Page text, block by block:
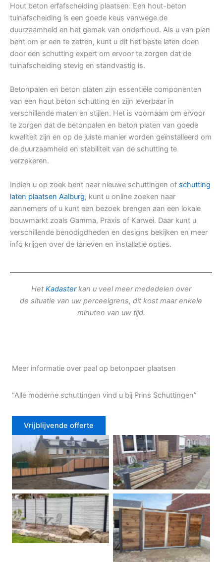
Hout beton erfafscheiding plaatsen: Een hout-beton
tuinafscheiding is een goede keus vanwege de
duurzaamheid en het gemak van onderhoud. Als u van plan
bent om er een te zetten, kunt u dit het beste laten doen
door een schutting expert om ervoor te zorgen dat de
tuinafscheiding stevig en standvastig is.
Betonpalen en beton platen zijn essentiële componenten
van een hout beton schutting en zijn leverbaar in
verschillende maten en stijlen. Het is voornaam om ervoor
te zorgen dat de betonpalen en beton platen van goede
kwaliteit zijn en op de juiste manier worden geïnstalleerd om
de duurzaamheid en stabiliteit van de schutting te
verzekeren.
Indien u op zoek bent naar nieuwe schuttingen of schutting
laten plaatsen Aalburg, kunt u online zoeken naar
aannemers of u kunt een bezoek brengen aan een lokale
bouwmarkt zoals Gamma, Praxis of Karwei. Daar kunt u
verschillende benodigdheden en designs bekijken en meer
info krijgen over de tarieven en installatie opties.
Het Kadasterkan u veel meer mededelen over
de situatie van uw perceelgrens, dit kost maar enkele
minuten van uw tijd.
Meer informatie over paal op betonpoer plaatsen
“Alle moderne schuttingen vind u bij Prins Schuttingen”
Vrijblijvende offerte
Douglas schutting Tuinhek voortuin
Betonschutting
Dubbele poort